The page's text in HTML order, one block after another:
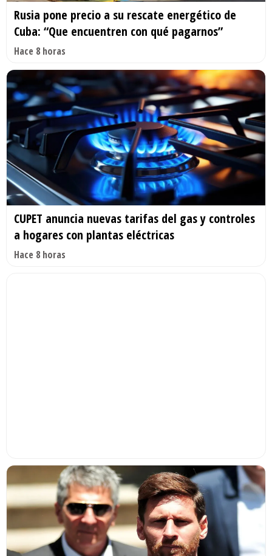
Rusia pone precio a su rescate energético de
Cuba: “Que encuentren con qué pagarnos”
Hace 8 horas
CUPET anuncia nuevas tarifas del gas y controles
a hogares con plantas eléctricas
Hace 8 horas